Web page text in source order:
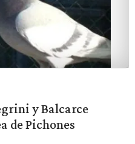
y Balcarce
de Pichones